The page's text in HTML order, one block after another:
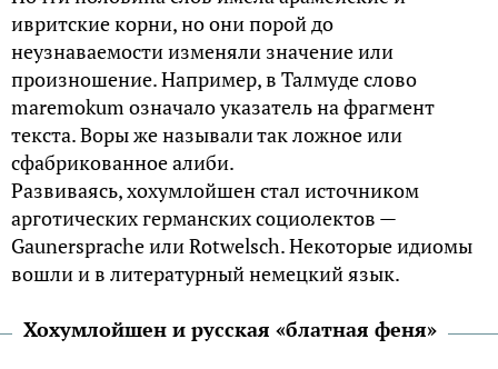
ивритские корни, но они порой до
неузнаваемости изменяли значение или
произношение. Например, в Талмуде слово
maremokum означало указатель на фрагмент
текста. Воры же называли так ложное или
сфабрикованное алиби.
Развиваясь, хохумлойшен стал источником
арготических германских социолектов —
Gaunersprache или Rotwelsch. Некоторые идиомы
вошли и в литературный немецкий язык.
Хохумлойшен и русская «блатная феня»